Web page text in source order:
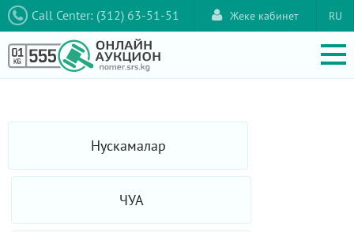
Call Center: (312) 63-51-51 RU
Жеке кабинет
Нускамалар
ЧУА